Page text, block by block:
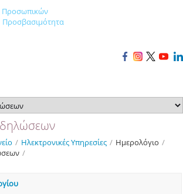
Προσωπικών
Προσβασιμότητα
/ Ηλεκτρονικές Υπηρεσίες / Ημερολόγιο /
/